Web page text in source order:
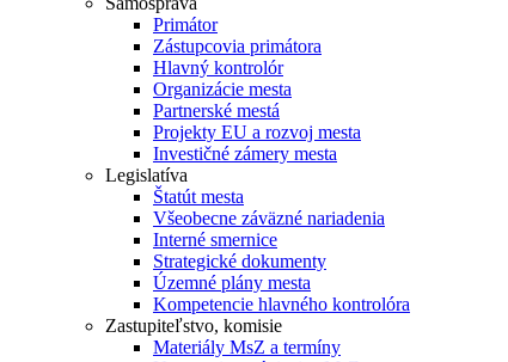
Primátor
Zástupcovia primátora
Hlavný kontrolór
Organizácie mesta
Partnerské mestá
Projekty EU a rozvoj mesta
Investičné zámery mesta
Legislatíva
Štatút mesta
Všeobecne záväzné nariadenia
Interné smernice
Strategické dokumenty
Územné plány mesta
Kompetencie hlavného kontrolóra
Zastupiteľstvo, komisie
Materiály MsZ a termíny